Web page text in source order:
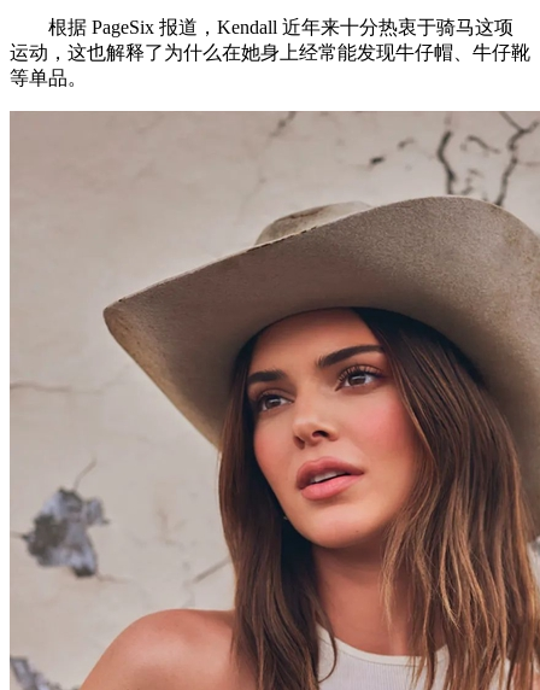
根据 PageSix 报道，Kendall 近年来十分热衷于骑马这项
运动，这也解释了为什么在她身上经常能发现牛仔帽、牛仔靴
等单品。